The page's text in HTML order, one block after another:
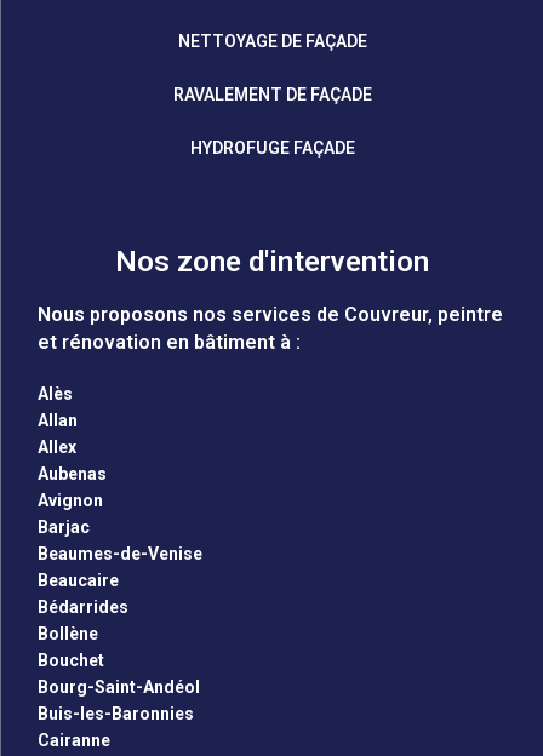
NETTOYAGE DE FAÇADE
RAVALEMENT DE FAÇADE
HYDROFUGE FAÇADE
Nos zone d'intervention
Nous proposons nos services de Couvreur, peintre
et rénovation en bâtiment à :
Alès
Allan
Allex
Aubenas
Avignon
Barjac
Beaumes-de-Venise
Beaucaire
Bédarrides
Bollène
Bouchet
Bourg-Saint-Andéol
Buis-les-Baronnies
Cairanne